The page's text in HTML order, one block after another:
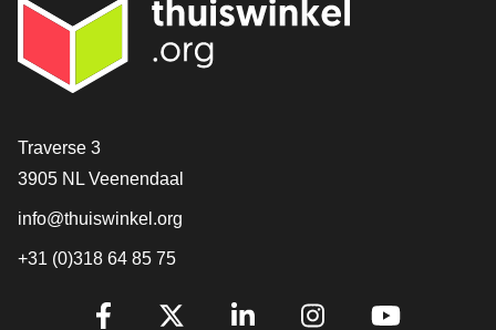
Contact
Traverse 3
3905 NL Veenendaal
info@thuiswinkel.org
+31 (0)318 64 85 75
Volg je ons al?